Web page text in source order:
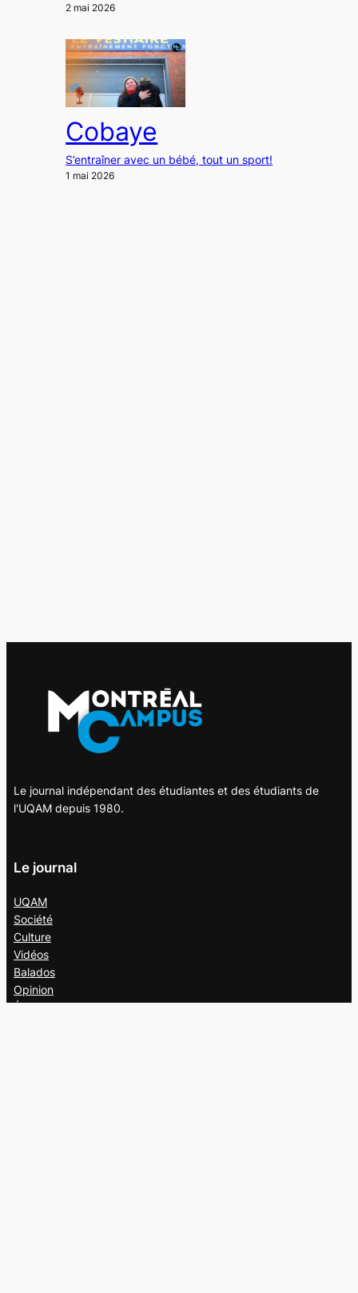
2 mai 2026
Cobaye
S’entraîner avec un bébé, tout un sport!
1 mai 2026
Le journal indépendant des étudiantes et des étudiants de
l'UQAM depuis 1980.
Le journal
UQAM
Société
Culture
Vidéos
Balados
Opinion
Éditions papier